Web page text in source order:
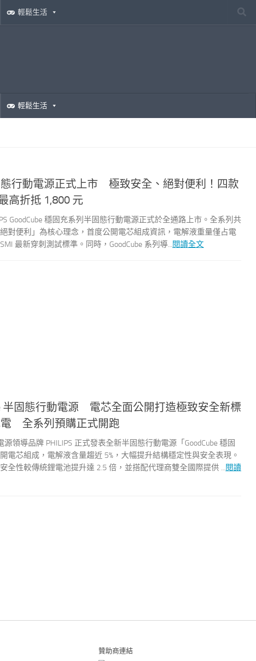
輕鬆生活
輕鬆生活
態行動電源正式上市 極致安全、絕對便利！四款
高折抵 1,800 元
GoodCube 穩固充系列半固態行動電源正式於全通路上市。全系列共
對便利」為核心理念，首度公開電芯組成資訊，電解液重量僅占電
最新穿刺測試標準。同時，GoodCube 系列導...閱讀全文
半固態行動電源 電芯全面公開打造極致安全新標
全系列預購正式開跑
源領導品牌 PHILIPS 正式發表全新半固態行動電源「GoodCube 穩固
電芯組成，電解液含量趨近 5%，大幅提升結構穩定性與安全表現。
全性較傳統鋰電池提升達 2.5 倍，並搭配代理商雙全國際提供 ...閱讀
贊助商連結